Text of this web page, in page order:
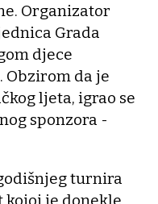
Organizator
Grada
djece
Obzirom da je
ljeta, igrao se
sponzora -
turnira